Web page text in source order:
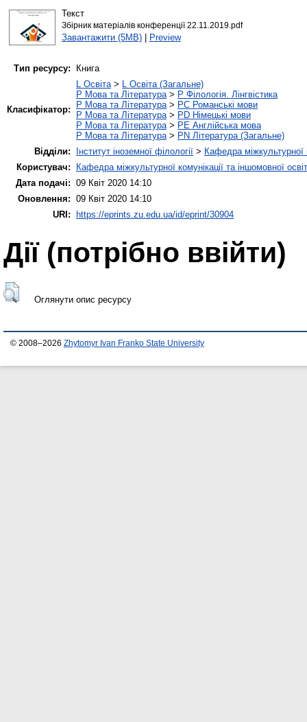
Текст
Збірник матеріалів конференції 22.11.2019.pdf
Завантажити (5MB)| Preview
Тип ресурсу: Книга
Класифікатор:
L Освіта> L Освіта (Загальне)
P Мова та Література> P Філологія. Лінгвістика
P Мова та Література> PC Романські мови
P Мова та Література> PD Німецькі мови
P Мова та Література> PE Англійська мова
P Мова та Література> PN Література (Загальне)
Відділи:
Інститут іноземної філології > Кафедра міжкультурної
Користувач:
Кафедра міжкультурної комунікації та іншомовної
Дата подачі: 09 Квіт 2020 14:10
Оновлення: 09 Квіт 2020 14:10
URI:
https://eprints.zu.edu.ua/id/eprint/30904
Дії ​​(потрібно ввійти)
Оглянути опис ресурсу
© 2008–2026 Zhytomyr Ivan Franko State University